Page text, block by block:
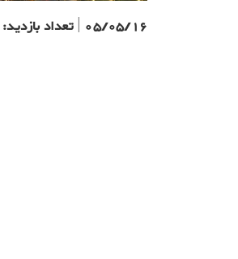
05/05/16
|تعداد بازدید: